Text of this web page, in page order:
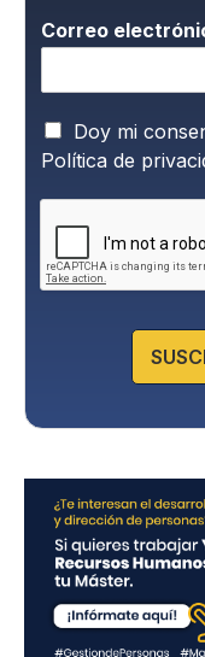
Correo
P
o
í
c
a
Doy mi
Política de